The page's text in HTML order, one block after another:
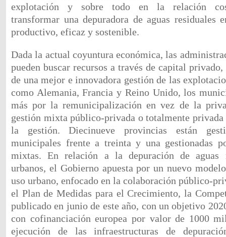
explotación y sobre todo en la relación
transformar una depuradora de aguas residuales
productivo, eficaz y sostenible.
Dada la actual coyuntura económica, las
pueden buscar recursos a través de capital
de una mejor e innovadora gestión de las
como Alemania, Francia y Reino Unido, los
más por la remunicipalización en vez de la
gestión mixta público-privada o totalmente privada
la gestión. Diecinueve provincias están
municipales frente a treinta y una gestionadas
mixtas. En relación a la depuración de aguas
urbanos, el Gobierno apuesta por un nuevo
uso urbano, enfocado en la colaboración público-
el Plan de Medidas para el Crecimiento, la
publicado en junio de este año, con un objetivo
con cofinanciación europea por valor de 1000
ejecución de las infraestructuras de